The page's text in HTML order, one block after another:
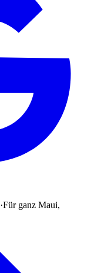
·Für ganz Maui,